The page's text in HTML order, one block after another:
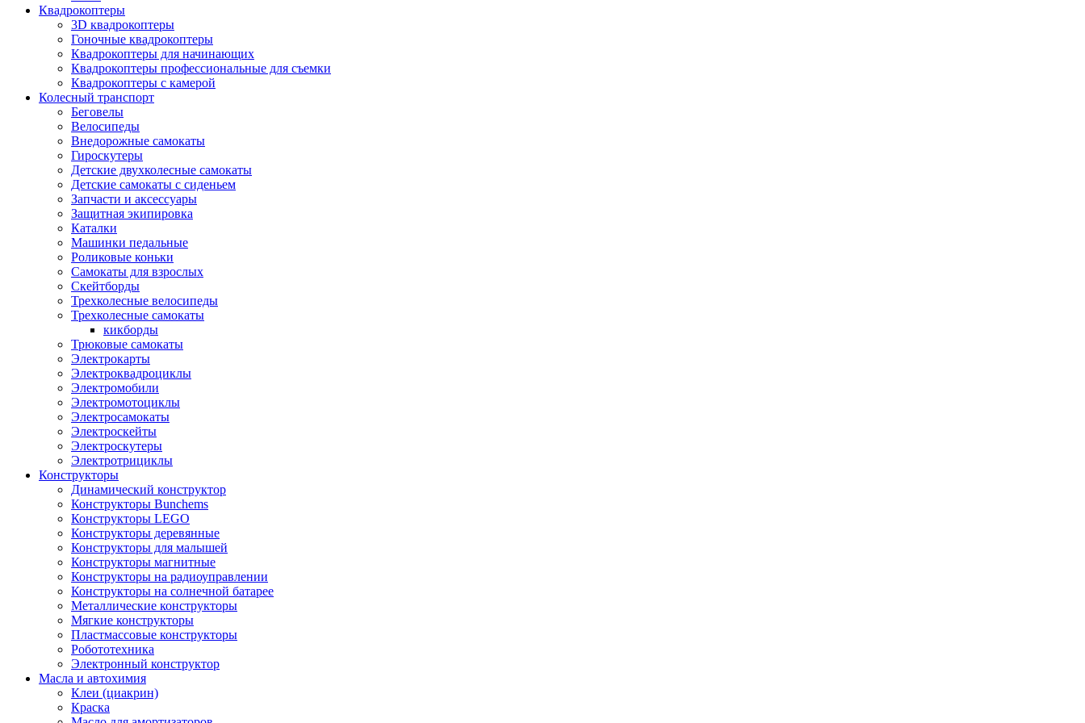
Квадрокоптеры
3D квадрокоптеры
Гоночные квадрокоптеры
Квадрокоптеры для начинающих
Квадрокоптеры профессиональные для съемки
Квадрокоптеры с камерой
Колесный транспорт
Беговелы
Велосипеды
Внедорожные самокаты
Гироскутеры
Детские двухколесные самокаты
Детские самокаты с сиденьем
Запчасти и аксессуары
Защитная экипировка
Каталки
Машинки педальные
Роликовые коньки
Самокаты для взрослых
Скейтборды
Трехколесные велосипеды
Трехколесные самокаты
кикборды
Трюковые самокаты
Электрокарты
Электроквадроциклы
Электромобили
Электромотоциклы
Электросамокаты
Электроскейты
Электроскутеры
Электротрициклы
Конструкторы
Динамический конструктор
Конструкторы Bunchems
Конструкторы LEGO
Конструкторы деревянные
Конструкторы для малышей
Конструкторы магнитные
Конструкторы на радиоуправлении
Конструкторы на солнечной батарее
Металлические конструкторы
Мягкие конструкторы
Пластмассовые конструкторы
Робототехника
Электронный конструктор
Масла и автохимия
Клеи (циакрин)
Краска